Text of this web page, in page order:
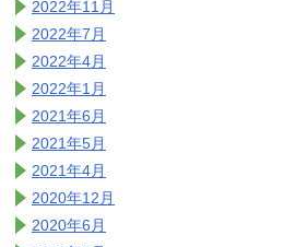
2022年11月
2022年7月
2022年4月
2022年1月
2021年6月
2021年5月
2021年4月
2020年12月
2020年6月